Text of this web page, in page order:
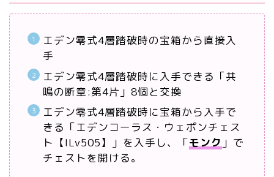
エデン零式4層踏破時の宝箱から直接入
手
エデン零式4層踏破時に入手できる「共
鳴の断章:第4片」8個と交換
エデン零式4層踏破時に宝箱から入手で
きる「エデンコーラス・ウェポンチェス
ト【ILv505】」を入手し、「モンク 」で
チェストを開ける。